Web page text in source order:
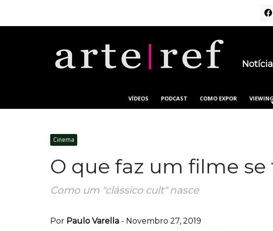
VÍDEOS PODCAST COMO EXPOR
Cinema
O que faz um filme se
Como um "clássico cult" nasce
Por Paulo Varella - Novembro 27, 2019